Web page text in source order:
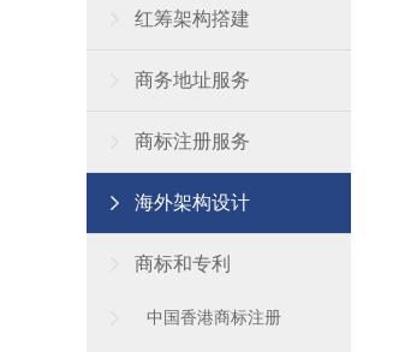
红筹架构撘建
商务地址服务
商标注册服务
海外架构设计
商标和专利
中国香港商标注册